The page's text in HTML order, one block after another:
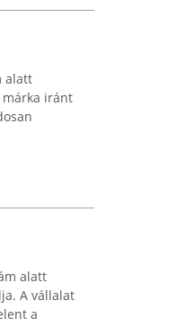
alatt
márka iránt
alatt
A vállalat
a